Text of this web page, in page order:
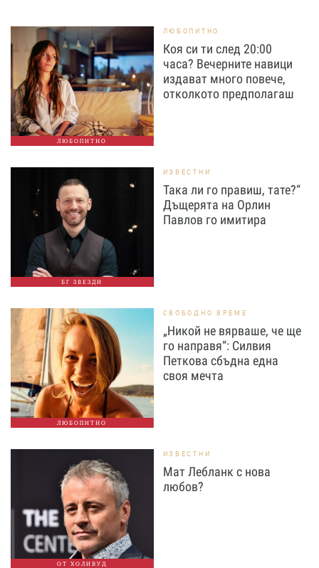
ЛЮБОПИТНО
ЛЮБОПИТНО
Коя си ти след 20:00
часа? Вечерните навици
издават много повече,
отколкото предполагаш
БГ ЗВЕЗДИ
ИЗВЕСТНИ
Така ли го правиш, тате?“
Дъщерята на Орлин
Павлов го имитира
ЛЮБОПИТНО
СВОБОДНО ВРЕМЕ
„Никой не вярваше, че ще
го направя“: Силвия
Петкова сбъдна една
своя мечта
ОТ ХОЛИВУД
ИЗВЕСТНИ
Мат Лебланк с нова
любов?